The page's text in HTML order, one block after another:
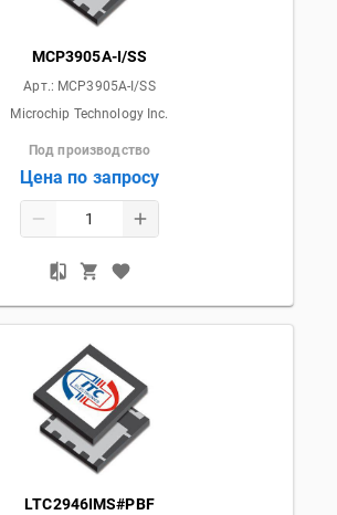
MCP3905A-I/SS
Арт.: MCP3905A-I/SS
Microchip Technology Inc.
Под производство
Цена по запросу
LTC2946IMS#PBF